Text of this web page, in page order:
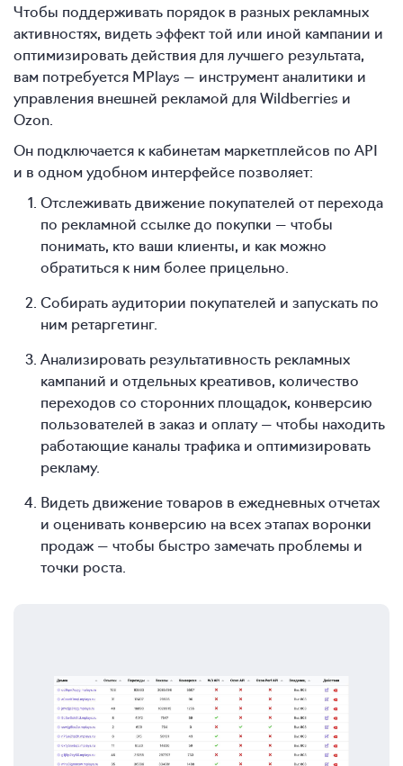
Чтобы поддерживать порядок в разных рекламных
активностях, видеть эффект той или иной кампании и
оптимизировать действия для лучшего результата,
вам потребуется MPlays — инструмент аналитики и
управления внешней рекламой для Wildberries и
Ozon.
Он подключается к кабинетам маркетплейсов по API
и в одном удобном интерфейсе позволяет:
Отслеживать движение покупателей от перехода
по рекламной ссылке до покупки — чтобы
понимать, кто ваши клиенты, и как можно
обратиться к ним более прицельно.
Собирать аудитории покупателей и запускать по
ним ретаргетинг.
Анализировать результативность рекламных
кампаний и отдельных креативов, количество
переходов со сторонних площадок, конверсию
пользователей в заказ и оплату — чтобы находить
работающие каналы трафика и оптимизировать
рекламу.
Видеть движение товаров в ежедневных отчетах
и оценивать конверсию на всех этапах воронки
продаж — чтобы быстро замечать проблемы и
точки роста.